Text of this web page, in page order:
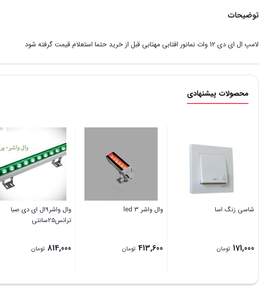
توضیحات
لامپ ال ای دی 12 وات نمانور افتابی مهتابی قبل از خرید حتما استعلام قیمت گرفته شود
محصولات پیشنهادی
شاسی زنگ اسا
171,000 تومان
وال واشر led 3
413,600 تومان
وال واشر9ال ای دی صبا
ترانس25سانتی
814,000 تومان